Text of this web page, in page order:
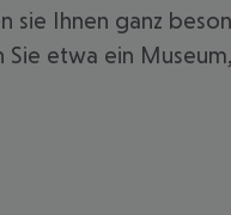
sie Ihnen ganz
etwa ein